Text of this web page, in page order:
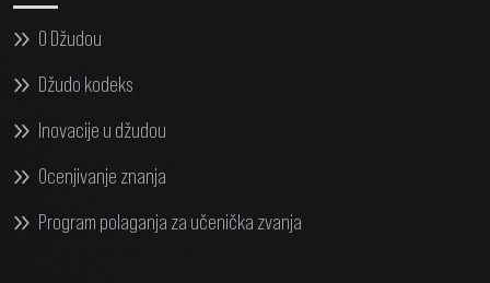
O Džudou
Džudo kodeks
Inovacije u džudou
Ocenjivanje znanja
Program polaganja za učenička zvanja